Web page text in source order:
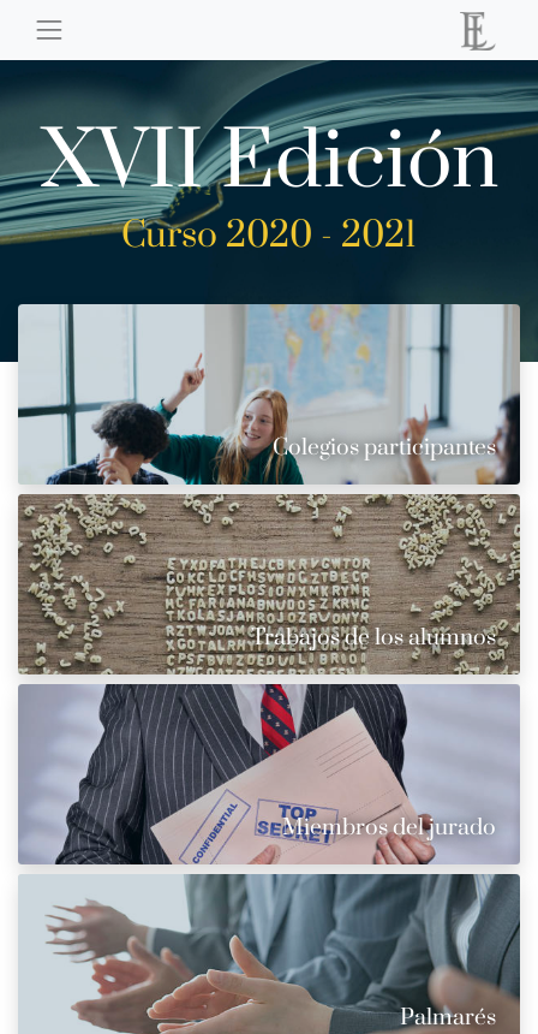
XVII Edición
Curso 2020 - 2021
Colegios participantes
Trabajos de los alumnos
Miembros del jurado
Palmarés